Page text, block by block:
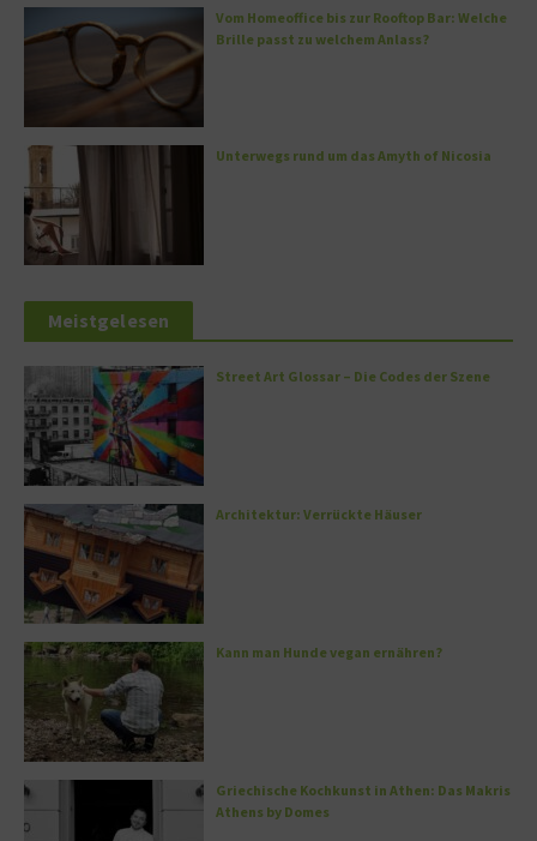
Vom Homeoffice bis zur Rooftop Bar: Welche
Brille passt zu welchem Anlass?
Unterwegs rund um das Amyth of Nicosia
Meistgelesen
Street Art Glossar – Die Codes der Szene
Architektur: Verrückte Häuser
Kann man Hunde vegan ernähren?
Griechische Kochkunst in Athen: Das Makris
Athens by Domes